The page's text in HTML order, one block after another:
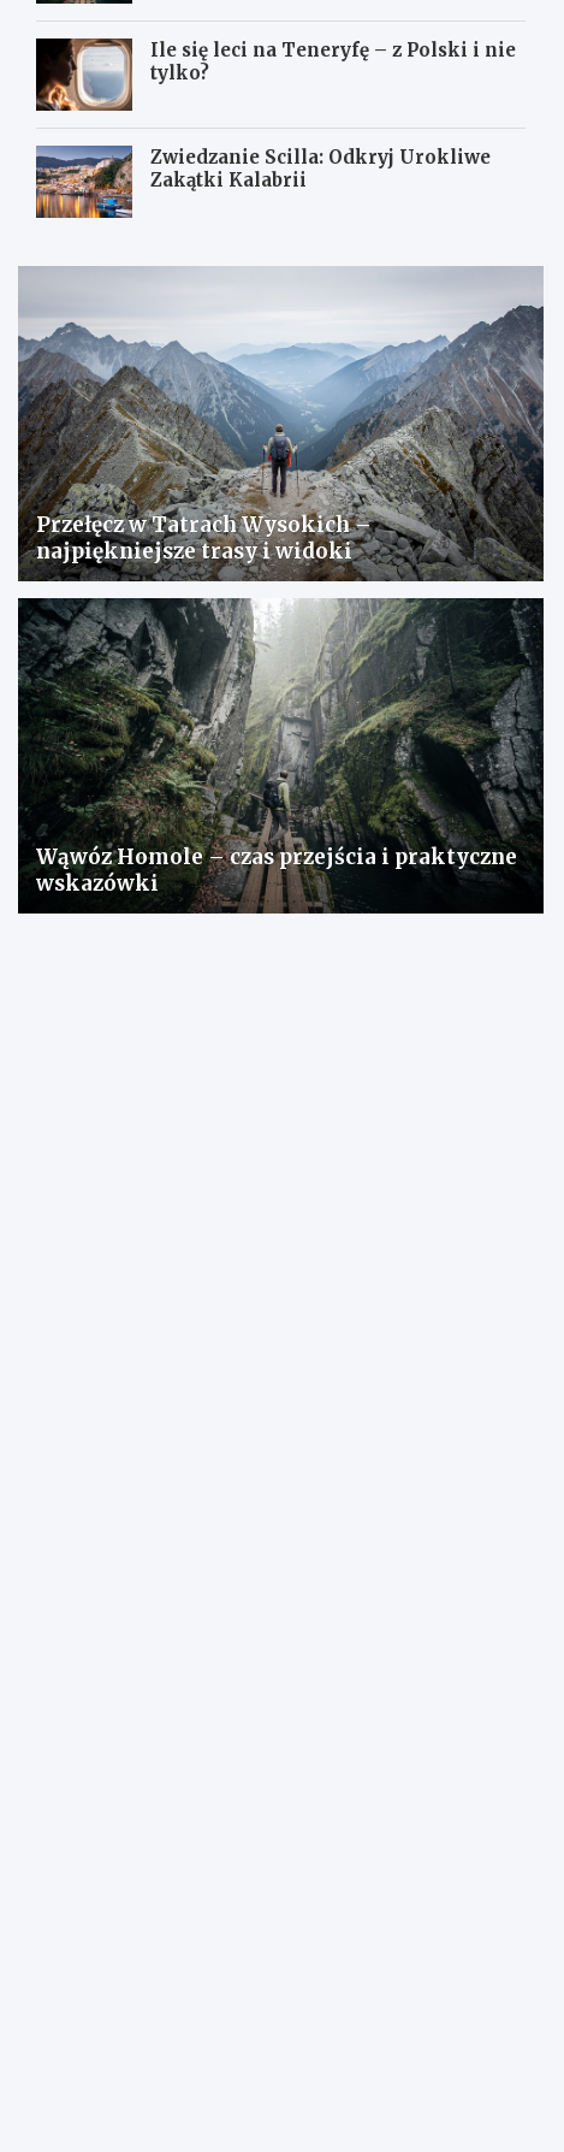
Ile się leci na Teneryfę – z Polski i nie
tylko?
Zwiedzanie Scilla: Odkryj Urokliwe
Zakątki Kalabrii
Przełęcz w Tatrach Wysokich –
najpiękniejsze trasy i widoki
Wąwóz Homole – czas przejścia i praktyczne
wskazówki